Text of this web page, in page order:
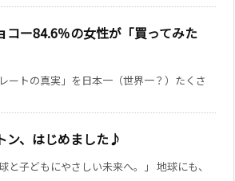
コー84.6％の女性が「買ってみた
ートの真実」を日本一（世界一？）たくさ
ン、はじめました♪
と子どもにやさしい未来へ。」 地球にも、